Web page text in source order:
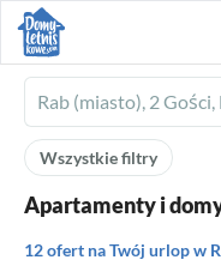
Ferienhausmiete
logo
Wszystkie filtry
Apartamenty i
12 ofert na Twój urlop w